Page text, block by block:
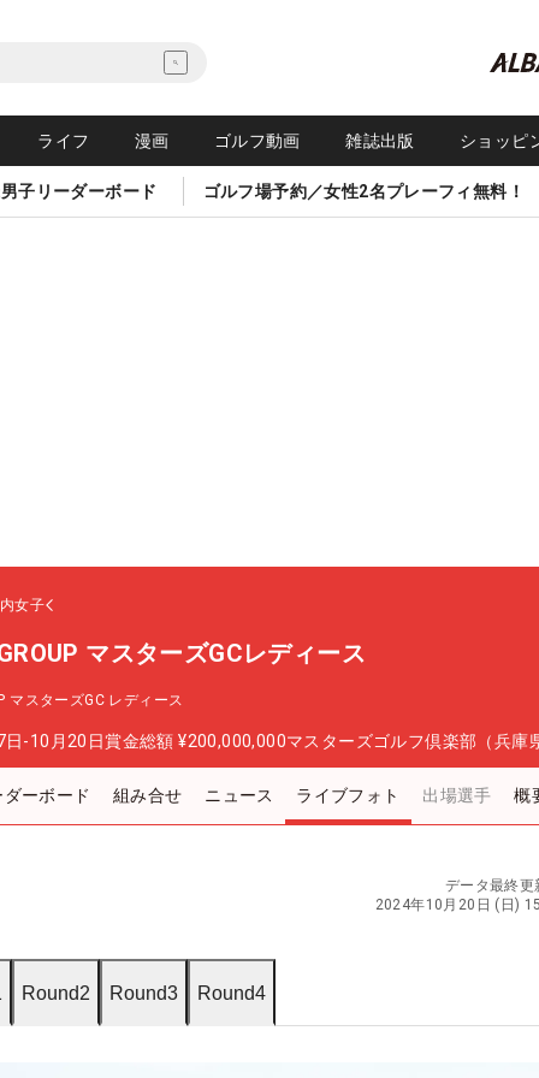
ライフ 漫画 ゴルフ動画 雑誌出版 ショッピ
子リーダーボード ゴルフ場予約／女性2名プレーフィ無料！
女子
マスターズGCレディース
マスターズGC レディース
日-10月20日賞金総額 ¥200,000,000マスターズゴルフ倶楽部（兵庫
ダーボード 組み合せ ニュース ライブフォト 出場選手 概
データ最終更
2024年10月20日 (日)
Round2 Round3 Round4